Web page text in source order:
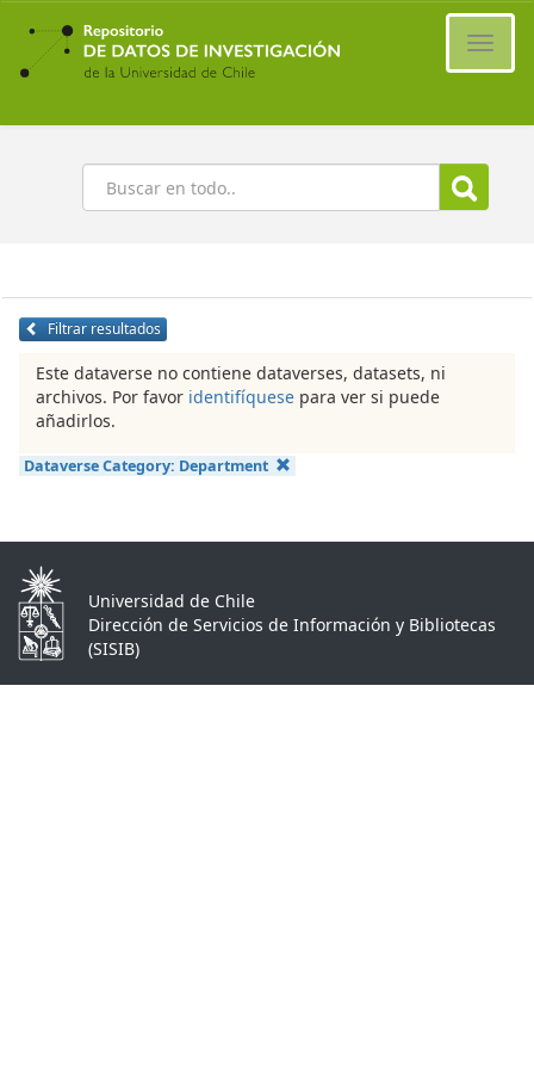
Ir
contenido
principal
Buscar
Filtrar resultados
Este dataverse no contiene dataverses, datasets, ni
archivos. Por favor identifíquese para ver si puede
añadirlos.
Dataverse Category: Department
Universidad de Chile
Dirección de Servicios de Información y Bibliotecas
(SISIB)